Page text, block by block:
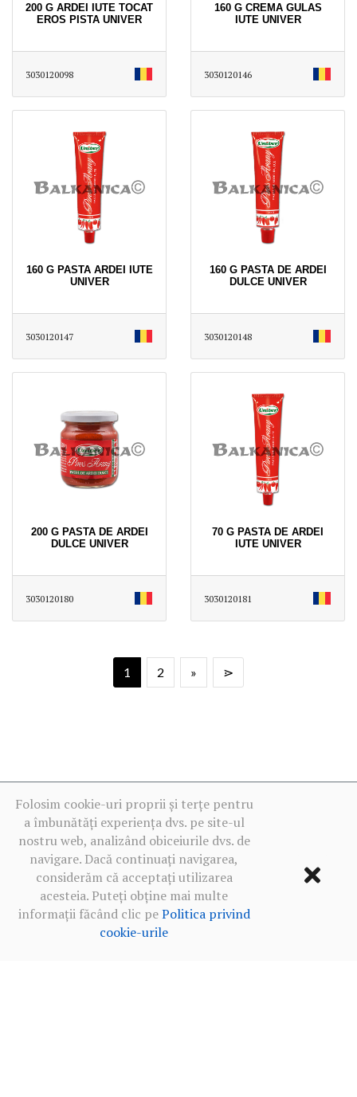
200 G ARDEI IUTE TOCAT
EROS PISTA UNIVER
3030120098
160 G CREMA GULAS
IUTE UNIVER
3030120146
160 G PASTA ARDEI IUTE
UNIVER
3030120147
160 G PASTA DE ARDEI
DULCE UNIVER
3030120148
200 G PASTA DE ARDEI
DULCE UNIVER
3030120180
70 G PASTA DE ARDEI
IUTE UNIVER
3030120181
1 2 » ⋗
Folosim cookie-uri proprii și terțe pentru
a îmbunătăți experiența dvs. pe site-ul
nostru web, analizând obiceiurile dvs. de
navigare. Dacă continuați navigarea,
considerăm că acceptați utilizarea
acesteia. Puteți obține mai multe
informații făcând clic pePolitica privind
cookie-urile